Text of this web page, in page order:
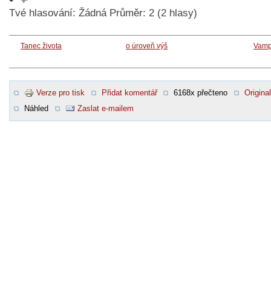
Tvé hlasování: Žádná Průměr: 2 (2 hlasy)
Tanec života o úroveň výš
Verze pro tisk Přidat komentář 6168x přečteno
Original
Náhled
Zaslat e-mailem